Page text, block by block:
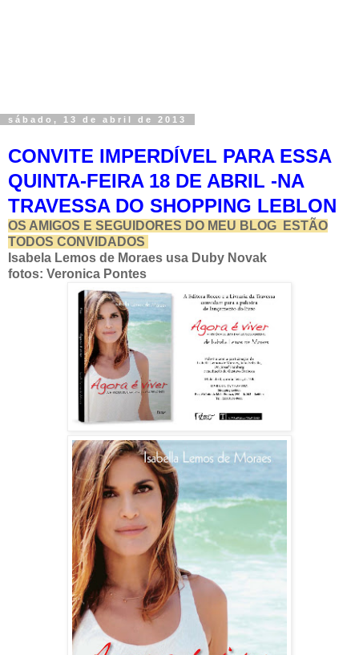
sábado, 13 de abril de 2013
CONVITE IMPERDÍVEL PARA ESSA
QUINTA-FEIRA 18 DE ABRIL -NA
TRAVESSA DO SHOPPING LEBLON
OS AMIGOS E SEGUIDORES DO MEU BLOG ESTÃO
TODOS CONVIDADOS
Isabela Lemos de Moraes usa Duby Novak
fotos: Veronica Pontes